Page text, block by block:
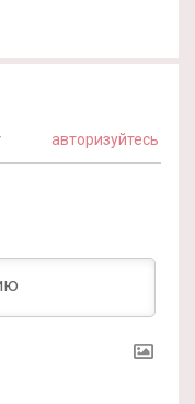
авторизуйтесь